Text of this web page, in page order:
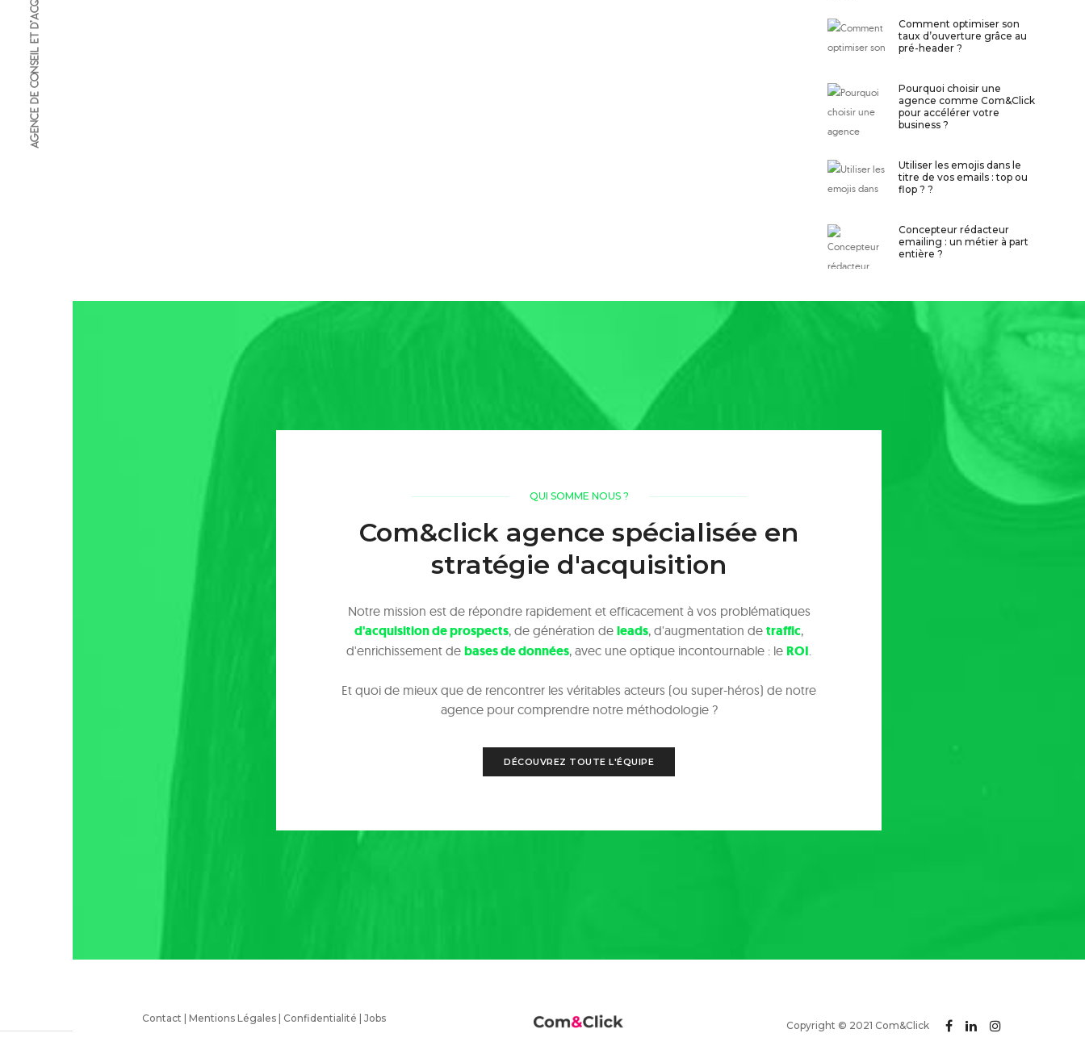
Comment optimiser son
taux d’ouverture grâce au
pré-header ?
Pourquoi choisir une
agence comme Com&Click
pour accélérer votre
business ?
Utiliser les emojis dans le
titre de vos emails : top ou
flop ? ?
Concepteur rédacteur
emailing : un métier à part
entière ?
QUI SOMME NOUS ?
Com&click agence spécialisée en
stratégie d'acquisition
Notre mission est de répondre rapidement et efficacement à vos problématiques
d'acquisition de prospects, de génération de leads, d'augmentation de traffic,
d'enrichissement de bases de données, avec une optique incontournable : le ROI
Et quoi de mieux que de rencontrer les véritables acteurs (ou super-héros) de notre
agence pour comprendre notre méthodologie ?
DÉCOUVREZ TOUTE L'ÉQUIPE
Contact Mentions Légales Confidentialité Jobs
Copyright © 2021 Com&Click